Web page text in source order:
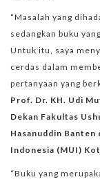
“Masalah yang
sedangkan buku
Untuk itu, saya
cerdas dalam
pertanyaan yang
Prof. Dr. KH. Udi
Dekan Fakultas
Hasanuddin Banten
Indonesia (MUI)
“Buku yang